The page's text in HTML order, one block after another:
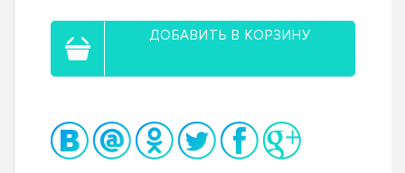
ДОБАВИТЬ В КОРЗИНУ